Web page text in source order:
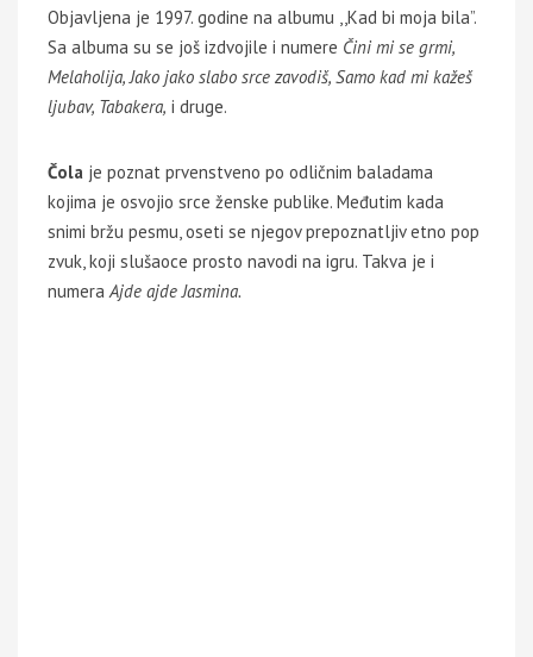
Objavljena je 1997. godine na albumu ,,Kad bi moja bila”.
Sa albuma su se još izdvojile i numere Čini mi se grmi,
Melaholija, Jako jako slabo srce zavodiš, Samo kad mi kažeš
ljubav, Tabakera, i druge.
Čola je poznat prvenstveno po odličnim baladama
kojima je osvojio srce ženske publike. Međutim kada
snimi bržu pesmu, oseti se njegov prepoznatljiv etno pop
zvuk, koji slušaoce prosto navodi na igru. Takva je i
numeraAjde ajde Jasmina.